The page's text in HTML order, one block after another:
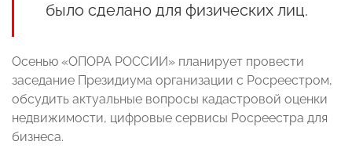
было сделано для физических лиц.
Осенью «ОПОРА РОССИИ» планирует провести
заседание Президиума организации с Росреестром,
обсудить актуальные вопросы кадастровой оценки
недвижимости, цифровые сервисы Росреестра для
бизнеса.